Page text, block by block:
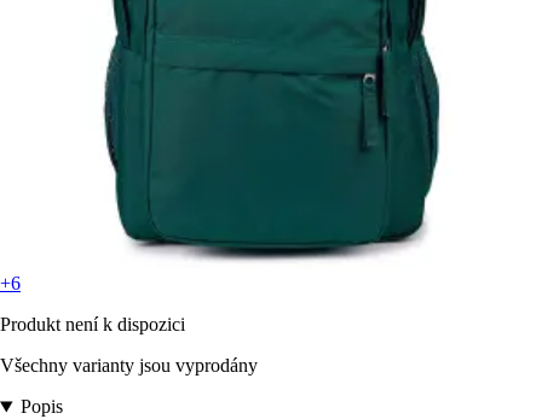
+6
Produkt není k dispozici
Všechny varianty jsou vyprodány
Popis